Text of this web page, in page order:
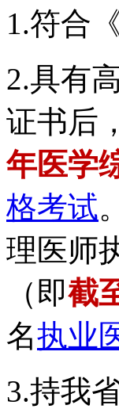
1.符合《
2.具有
证书后
年医学
格考试
理医师
（即截
名执业
3.持我